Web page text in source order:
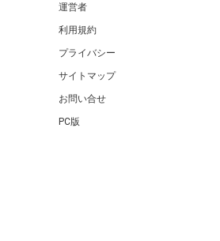
運営者
利用規約
プライバシー
サイトマップ
お問い合せ
PC版